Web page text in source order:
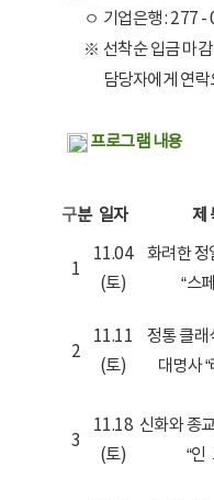
ㅇ 기업은행 : 277
※ 선착순 입금 마
담당자에게 연
프로그램 내용
구분 일자 제
1
11.04
(토)
화려한 정
“스
2
11.11
(토)
정통 클래
대명사
3
11.18
(토)
신화와 종
“인